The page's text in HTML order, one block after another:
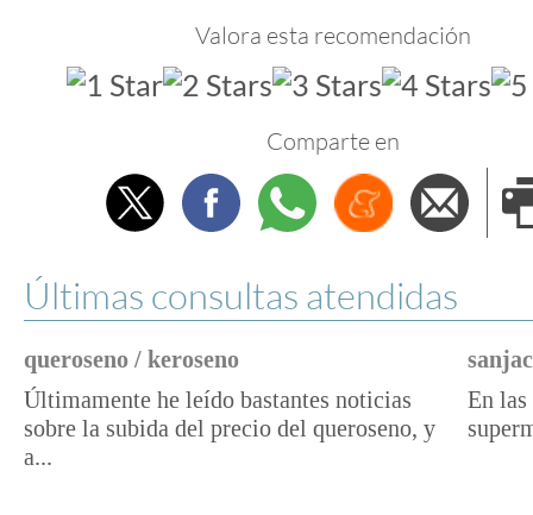
Valora esta recomendación
Comparte en
TwitterFacebookWhatsappMenéame
Últimas consultas atendidas
queroseno / keroseno
Últimamente he leído bastantes noticias
sobre la subida del precio del queroseno, y
a...
En las